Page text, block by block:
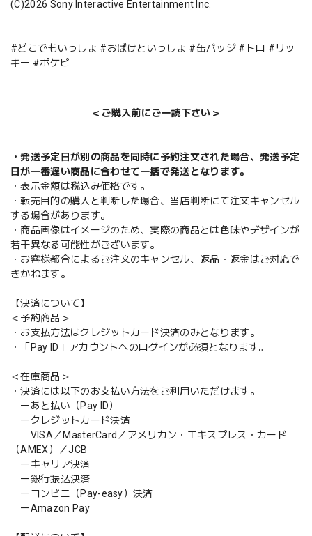
(C)2026 Sony Interactive Entertainment Inc.
#どこでもいっしょ #おばけといっしょ #缶バッジ #トロ #リッ
キー #ポケピ
＜ご購入前にご一読下さい＞
・発送予定日が別の商品を同時に予約注文された場合、発送予定
日が一番遅い商品に合わせて一括で発送となります。
・表示金額は税込み価格です。
・転売目的の購入と判断した場合、当店判断にて注文キャンセル
する場合があります。
・商品画像はイメージのため、実際の商品とは色味やデザインが
若干異なる可能性がございます。
・お客様都合によるご注文のキャンセル、返品・返金はご対応で
きかねます。
【決済について】
＜予約商品＞
・お支払方法はクレジットカード決済のみとなります。
・「Pay ID」アカウントへのログインが必須となります。
＜在庫商品＞
・決済には以下のお支払い方法をご利用いただけます。
ーあと払い（Pay ID）
ークレジットカード決済
VISA／MasterCard／アメリカン・エキスプレス・カード
（AMEX）／JCB
ーキャリア決済
ー銀行振込決済
ーコンビニ（Pay-easy）決済
ーAmazon Pay